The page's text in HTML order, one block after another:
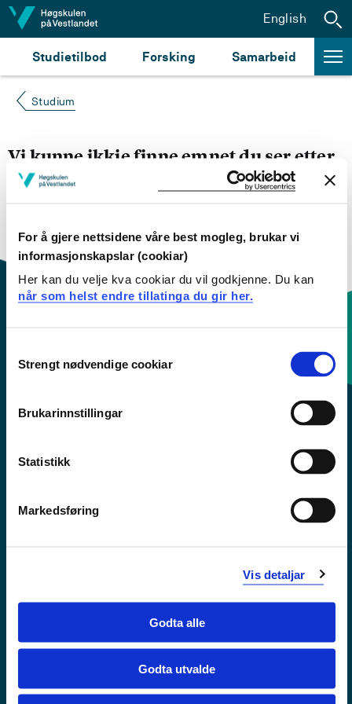
For å gjere nettsidene våre best mogleg, brukar vi
informasjonskapslar (cookiar)
Her kan du velje kva cookiar du vil godkjenne. Du kan
når som helst endre tillatinga du gir her.
Selection
Strengt nødvendige cookiar
Brukarinnstillingar
Statistikk
Markedsføring
Vis detaljar
Godta alle
Godta utvalde
Hopp til innhald
Studietilbod Forsking Samarbeid
English
Studium
Vi kunne ikkje finne emnet du ser etter
søke opp emnet du ser etter i
engelsk emneplan ved å klikke på «English».